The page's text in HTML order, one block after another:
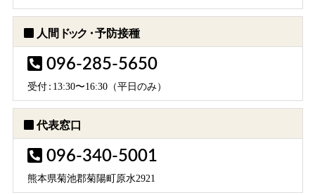
人間 ドック・予防接種
096-285-5650
受付： 13:30〜16:30（平日のみ）
代表窓口
096-340-5001
熊本県菊池郡菊陽町原水2921